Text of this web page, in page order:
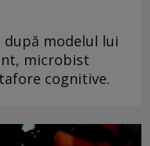
după modelul lui
microbist
cognitive.